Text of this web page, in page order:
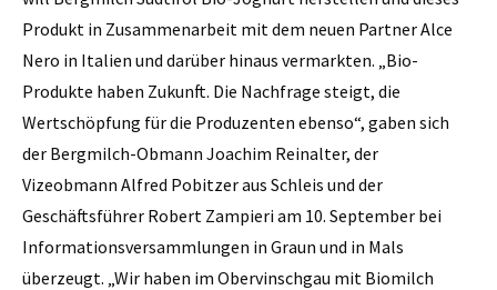
Produkt in Zusammenarbeit mit dem neuen Partner Alce
Nero in Italien und darüber hinaus vermarkten. „Bio-
Produkte haben Zukunft. Die Nachfrage steigt, die
Wertschöpfung für die Produzenten ebenso“, gaben sich
der Bergmilch-Obmann Joachim Reinalter, der
Vizeobmann Alfred Pobitzer aus Schleis und der
Geschäftsführer Robert Zampieri am 10. September bei
Informa­tionsversammlungen in Graun und in Mals
überzeugt. „Wir haben im Obervinschgau mit Biomilch